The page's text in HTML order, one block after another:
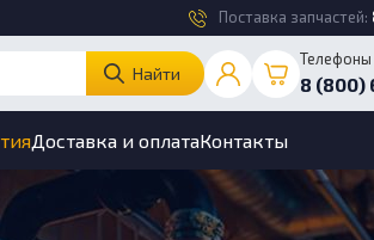
Поставка запчастей:
Найти
Телефоны
8 (800)
Доставка и оплатаКонтакты